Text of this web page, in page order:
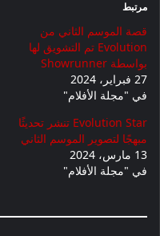
مرتبط
قصة الموسم الثاني من
Evolution تم التشويق لها
بواسطة Showrunner
27 فبراير، 2024
في "مجلة الأفلام"
Evolution Star تنشر تحديثًا
مبهجًا لتصوير الموسم الثاني
13 مارس، 2024
في "مجلة الأفلام"